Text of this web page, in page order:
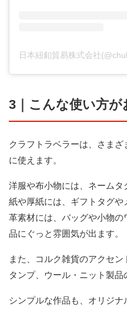
3｜こんな使い方が
クラフトラベラーは、さま
に使えます。
洋服や布小物には、ネームタ
紙や厚紙には、ギフトタグや
革素材には、バッグや小物
品にぐっと雰囲気が出ます。
また、コルク雑貨のアクセ
タンプ、ウール・ニット製品
シンプルな作品も、オリジ